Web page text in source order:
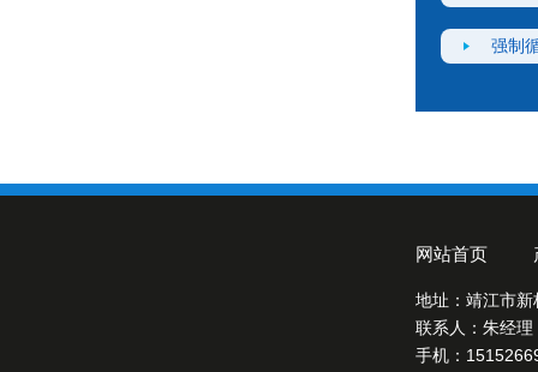
强制
网站首页
地址：靖江市
联系人：朱经理
手机：